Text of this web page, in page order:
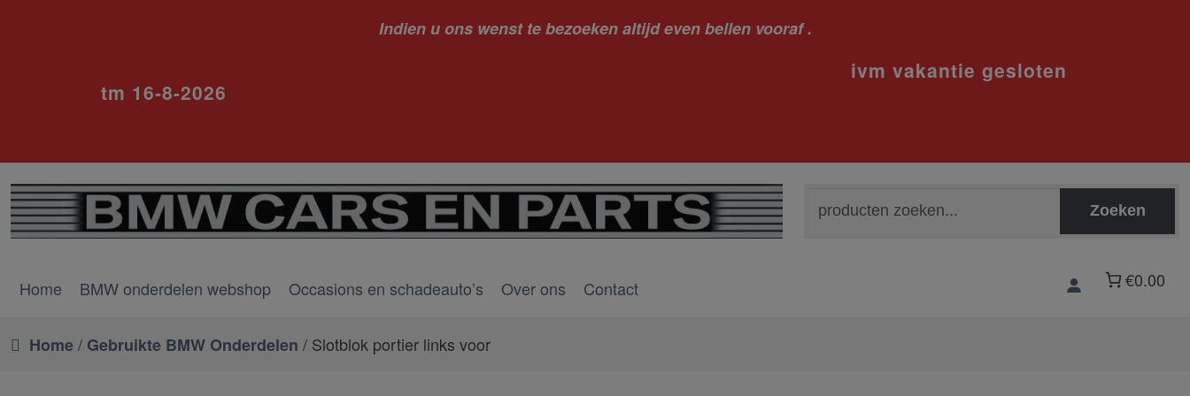
Indien u ons wenst te bezoeken altijd even bellen vooraf .
ivm vakantie gesloten
tm 16-8-2026
naar:
Zoeken
Home BMW onderdelen webshop Occasions en schadeauto’s Over ons Contact €0.00
Home/ Gebruikte BMW Onderdelen / Slotblok portier links voor